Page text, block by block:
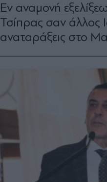
Εν αναμονή
Τσίπρας σαν άλλος
αναταράξεις στο